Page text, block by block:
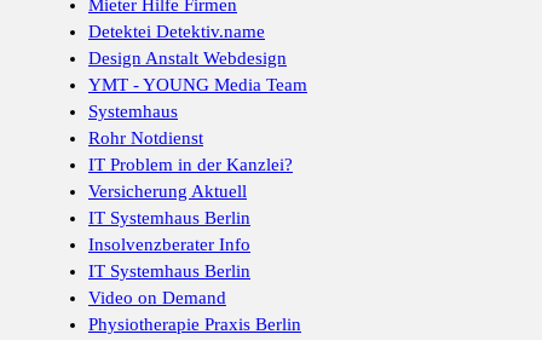
Mieter Hilfe Firmen
Detektei Detektiv.name
Design Anstalt Webdesign
YMT - YOUNG Media Team
Systemhaus
Rohr Notdienst
IT Problem in der Kanzlei?
Versicherung Aktuell
IT Systemhaus Berlin
Insolvenzberater Info
IT Systemhaus Berlin
Video on Demand
Physiotherapie Praxis Berlin